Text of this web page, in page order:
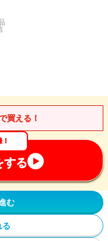
買える！
する
む
る